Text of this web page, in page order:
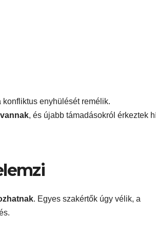
konfliktus enyhülését remélik.
, és újabb támadásokról érkeztek
. Egyes szakértők úgy vélik, a